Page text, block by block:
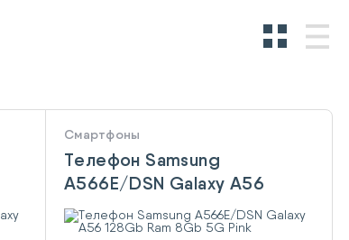
Смартфоны
Телефон Samsung
A566E/DSN Galaxy A56
128Gb Ram 8Gb 5G Pink